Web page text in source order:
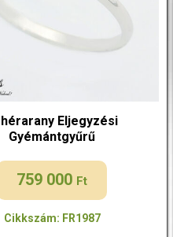
Eljegyzési
Gyémántgyűrű
759 000 Ft
Cikkszám: FR1987